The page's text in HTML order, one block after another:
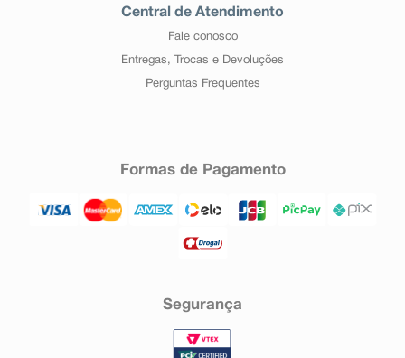
Central de Atendimento
Fale conosco
Entregas, Trocas e Devoluções
Perguntas Frequentes
Formas de Pagamento
Segurança